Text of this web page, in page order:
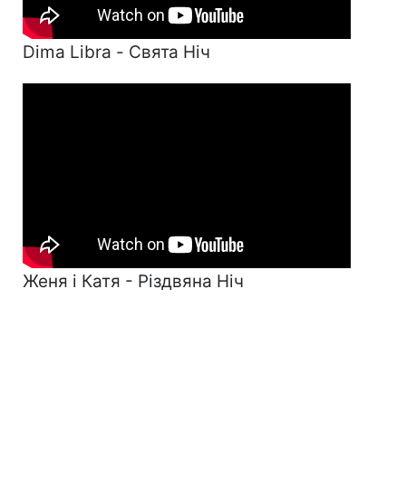
Dima Libra - Свята Ніч
Женя і Катя - Різдвяна Ніч